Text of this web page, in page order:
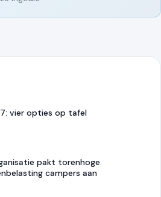
vier opties op tafel
pakt torenhoge
campers aan